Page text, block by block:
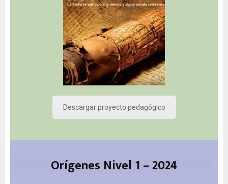
Descargar proyecto pedagógico
Orígenes Nivel 1 – 2024